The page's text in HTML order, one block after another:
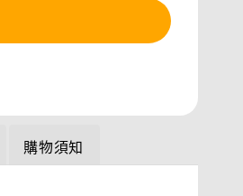
購物須知